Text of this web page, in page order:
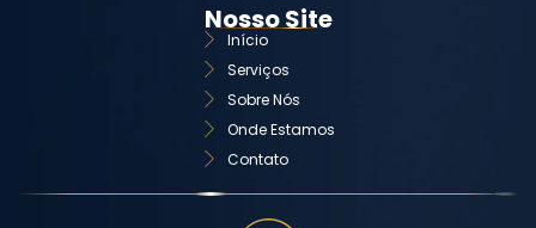
Nosso Site
Início
Serviços
Sobre Nós
Onde Estamos
Contato